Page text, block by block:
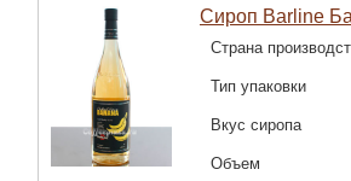
Сироп Barline
Страна
Тип упаковки
Вкус сиропа
Объем